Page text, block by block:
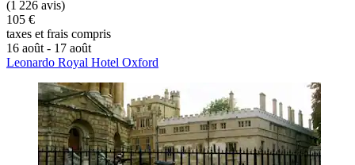
(1 226 avis)
105 €
taxes et frais compris
16 août - 17 août
Leonardo Royal Hotel Oxford